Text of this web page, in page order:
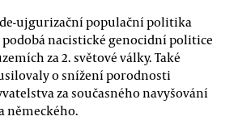
ujgurizační populační politika
nacistické genocidní politice
za 2. světové války. Také
o snížení porodnosti
za současného navyšování
německého.